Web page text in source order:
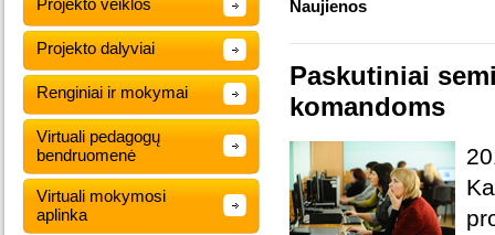
Projekto veiklos
Projekto dalyviai
Renginiai ir mokymai
Virtuali pedagogų
bendruomenė
Virtuali mokymosi
aplinka
Naujienos
Paskutiniai
komandoms